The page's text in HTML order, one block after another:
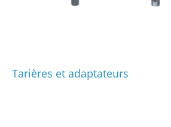
Tarières et adaptateurs